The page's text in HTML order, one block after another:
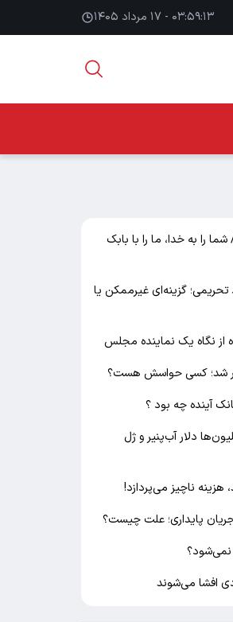
۰۳:۵۹:۱۴ - ۱۷ مرداد ۱۴۰۵
شما را به خدا، ما را با بابک
گزینه‌ای غیرممکن یا
از نگاه یک نماینده مجلس
آینده چه بود ؟
دلار آب‌پنیر و ژل
ناچیز می‌پردازد!
پایداری؛ علت چیست؟
نمی‌شود؟
افشا می‌شوند